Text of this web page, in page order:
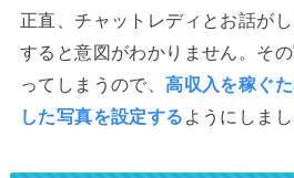
正直、チャットレディとお話が
すると意図がわかりません。そ
ってしまうので、高収入を稼ぐ
した写真を設定する ようにしまし